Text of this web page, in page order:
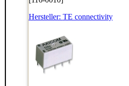
Hersteller: TE connectivity